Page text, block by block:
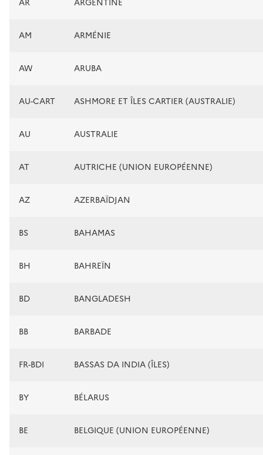
AM ARMÉNIE
AW ARUBA
AU-CART ASHMORE ET ÎLES CARTIER (AUSTRALIE)
AU AUSTRALIE
AT AUTRICHE (UNION EUROPÉENNE)
AZ AZERBAÏDJAN
BS BAHAMAS
BH BAHREÏN
BD BANGLADESH
BB BARBADE
FR-BDI BASSAS DA INDIA (ÎLES)
BY BÉLARUS
BE BELGIQUE (UNION EUROPÉENNE)